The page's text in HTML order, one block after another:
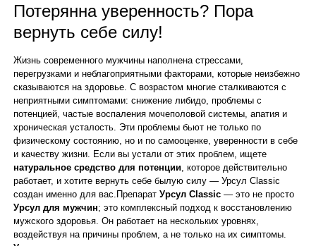
Потерянна уверенность? Пора
вернуть себе силу!
Жизнь современного мужчины наполнена стрессами,
перегрузками и неблагоприятными факторами, которые неизбежно
сказываются на здоровье. С возрастом многие сталкиваются с
неприятными симптомами: снижение либидо, проблемы с
потенцией, частые воспаления мочеполовой системы, апатия и
хроническая усталость. Эти проблемы бьют не только по
физическому состоянию, но и по самооценке, уверенности в себе
и качеству жизни. Если вы устали от этих проблем, ищете
натуральное средство для потенции , которое действительно
работает, и хотите вернуть себе былую силу — Урсул Classic
создан именно для вас.ПрепаратУрсул Classic — это не просто
Урсул для мужчин; это комплексный подход к восстановлению
мужского здоровья. Он работает на нескольких уровнях,
воздействуя на причины проблем, а не только на их симптомы.